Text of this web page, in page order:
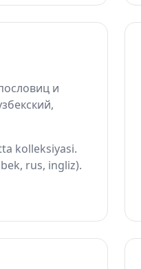
и
kolleksiyasi.
rus, ingliz).